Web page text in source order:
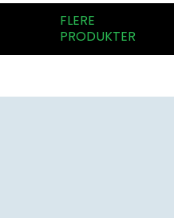
FLERE
PRODUKTER